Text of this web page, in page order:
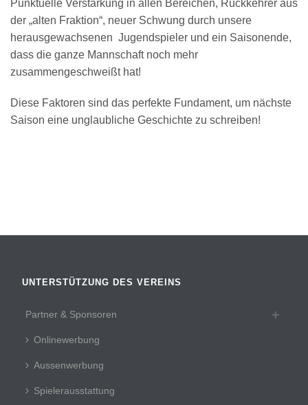
Punktuelle Verstärkung in allen Bereichen, Rückkehrer aus
der „alten Fraktion“, neuer Schwung durch unsere
herausgewachsenen Jugendspieler und ein Saisonende,
dass die ganze Mannschaft noch mehr
zusammengeschweißt hat!
Diese Faktoren sind das perfekte Fundament, um nächste
Saison eine unglaubliche Geschichte zu schreiben!
UNTERSTÜTZUNG DES VEREINS
Partner & Sponsoren
Onlinewerbung
Aussenwerbung
Spielerausstattung